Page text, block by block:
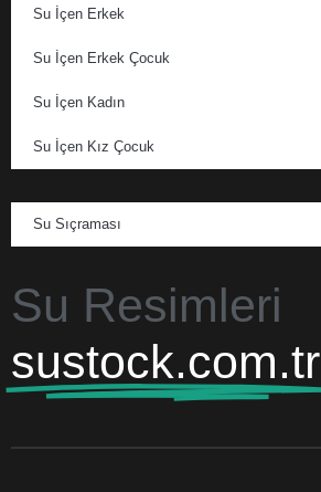
Su İçen Erkek
Su İçen Erkek Çocuk
Su İçen Kadın
Su İçen Kız Çocuk
Su Sıçraması
Su Resimleri
sustock.com.tr